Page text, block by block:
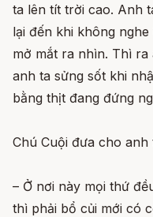
ta lên tít trời cao. Anh
lại đến khi không
mở mắt ra nhìn. Thì
anh ta sửng sốt khi
bằng thịt đang đứng
Chú Cuội đưa cho
– Ở nơi này mọi thứ
thì phải bổ củi mới có